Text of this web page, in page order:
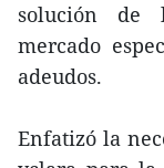
solución de
mercado
adeudos.
Enfatizó la